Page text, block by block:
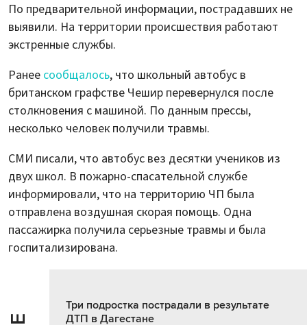
По предварительной информации, пострадавших не
выявили. На территории происшествия работают
экстренные службы.
Ранее сообщалось, что школьный автобус в
британском графстве Чешир перевернулся после
столкновения с машиной. По данным прессы,
несколько человек получили травмы.
СМИ писали, что автобус вез десятки учеников из
двух школ. В пожарно-спасательной службе
информировали, что на территорию ЧП была
отправлена воздушная скорая помощь. Одна
пассажирка получила серьезные травмы и была
госпитализирована.
Три подростка пострадали в результате
ДТП в Дагестане